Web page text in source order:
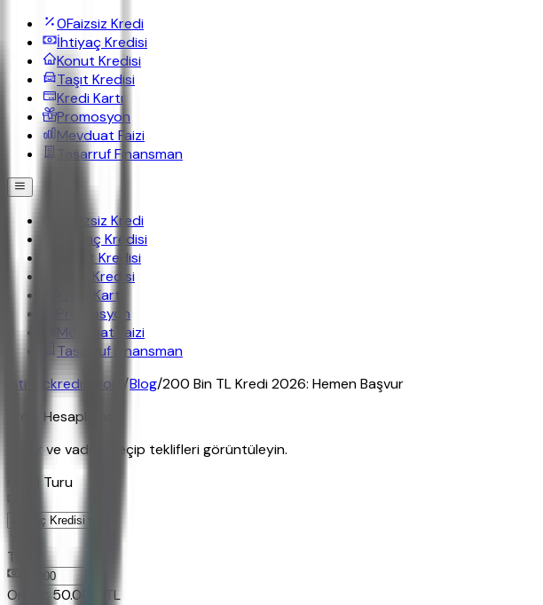
0Faizsiz Kredi
İhtiyaç Kredisi
Konut Kredisi
Taşıt Kredisi
Kredi Kartı
Promosyon
Mevduat Faizi
Tasarruf Finansman
Faizsiz Kredi
İhtiyaç Kredisi
Konut Kredisi
Taşıt Kredisi
Kredi Kartı
Promosyon
Mevduat Faizi
Tasarruf Finansman
ihtiyackredisi.com /Blog/200 Bin TL Kredi 2026: Hemen Başvur
Kredi Hesaplama
Tutar ve vadeyi seçip teklifleri görüntüleyin.
Kredi Turu
Tutar
Ornek: 50.000
TL